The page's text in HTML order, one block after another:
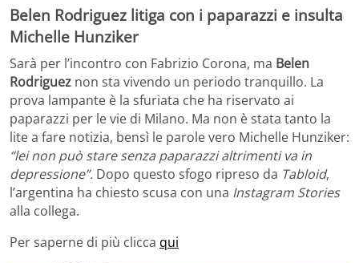
Belen Rodriguez litiga con i paparazzi e insulta
Michelle Hunziker
Sarà per l’incontro con Fabrizio Corona, ma Belen
Rodriguez non sta vivendo un periodo tranquillo. La
prova lampante è la sfuriata che ha riservato ai
paparazzi per le vie di Milano. Ma non è stata tanto la
lite a fare notizia, bensì le parole vero Michelle Hunziker:
“lei non può stare senza paparazzi altrimenti va in
depressione”. Dopo questo sfogo ripreso da Tabloid,
l’argentina ha chiesto scusa con una Instagram Stories
alla collega.
Per saperne di più clicca qui